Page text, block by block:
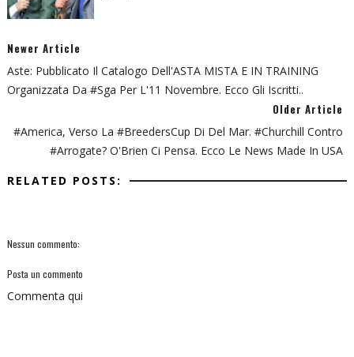
Newer Article
Aste: Pubblicato Il Catalogo Dell'ASTA MISTA E IN TRAINING
Organizzata Da #Sga Per L'11 Novembre. Ecco Gli Iscritti..
Older Article
#America, Verso La #BreedersCup Di Del Mar. #Churchill Contro
#Arrogate? O'Brien Ci Pensa. Ecco Le News Made In USA
RELATED POSTS:
Nessun commento:
Posta un commento
Commenta qui